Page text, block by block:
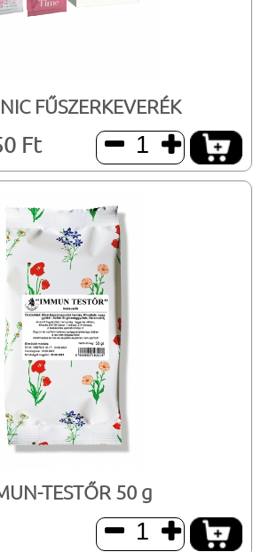
FŰSZERKEVERÉK
Ft  
TESTŐR 50 g
 